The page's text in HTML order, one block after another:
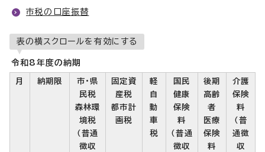
市税の口座振替
表の横スクロールを有効にする
令和8年度の納期
月 納期限
市・県
民税
森林環
境税
（普通
徴収
固定資
産税
都市計
画税
軽
自
動
車
税
国民
健康
保険
料
（普通
徴収
後期
高齢
者
医療
保険
料
介護
保険
料
（普
通徴
収